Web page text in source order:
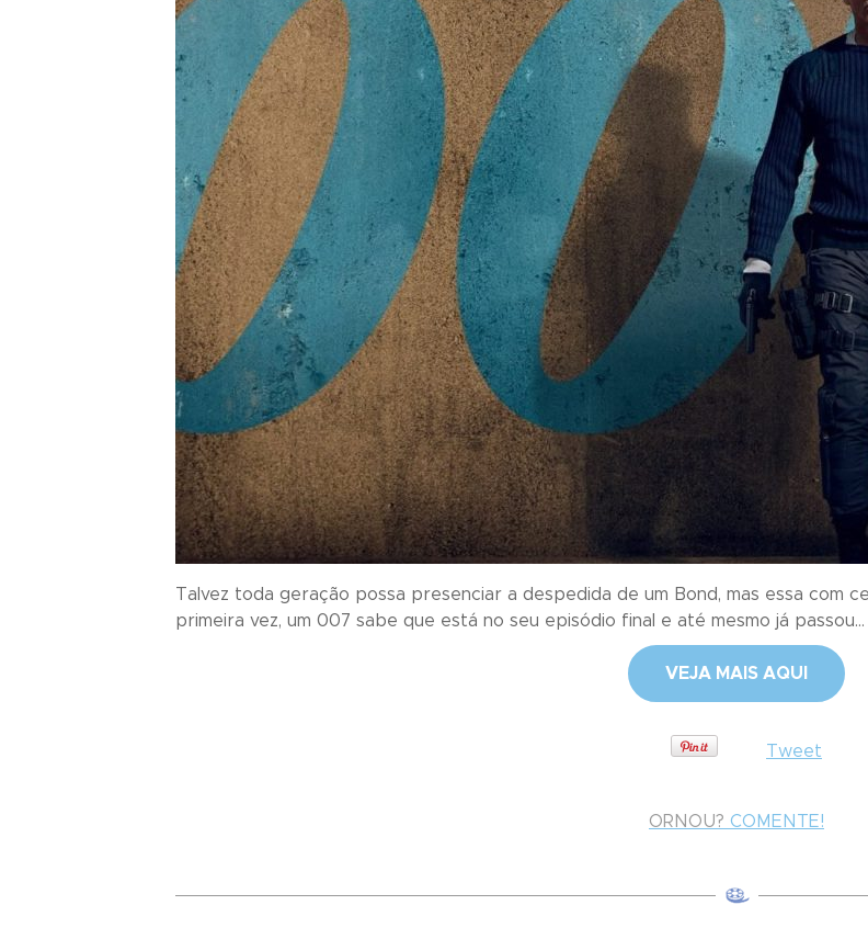
Talvez toda geração possa presenciar a despedida de um Bond, mas essa com
primeira vez, um 007 sabe que está no seu episódio final e até mesmo já passou...
VEJA MAIS AQUI
Tweet
ORNOU? COMENTE!